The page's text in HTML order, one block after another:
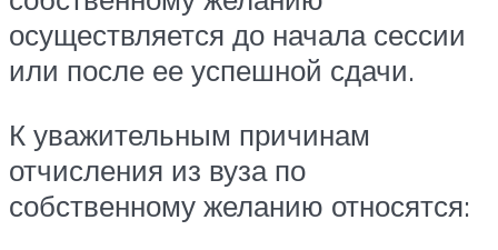
осуществляется до начала сессии
или после ее успешной сдачи.
К уважительным причинам
отчисления из вуза по
собственному желанию относятся: